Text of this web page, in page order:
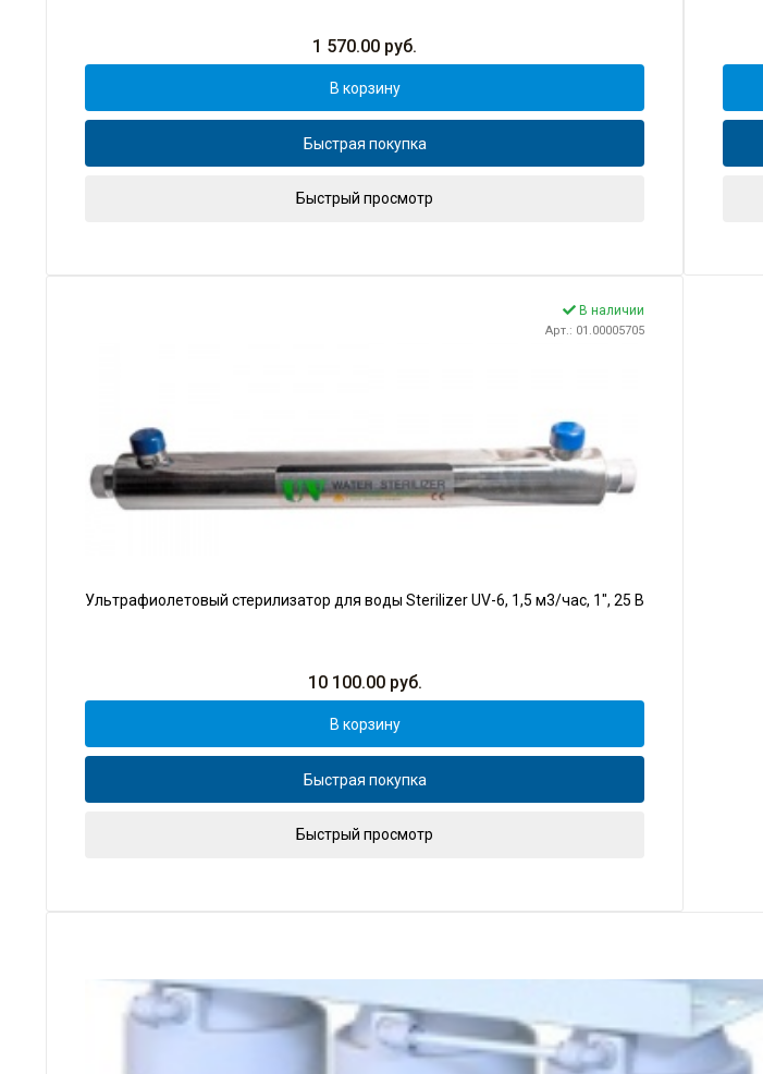
1 570.00 руб.
В корзину
Быстрая покупка
Быстрый просмотр
В наличии
Арт.: 01.00005705
Ультрафиолетовый стерилизатор для воды Sterilizer UV-6, 1,5 м3/час, 1", 25 В
10 100.00руб.
В корзину
Быстрая покупка
Быстрый просмотр